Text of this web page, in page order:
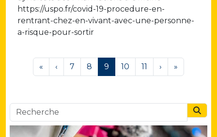
https://uspo.fr/covid-19-procedure-en-
rentrant-chez-en-vivant-avec-une-personne-
a-risque-pour-sortir
Page navigation
« ‹ Page
7 Page
8 Current Page
9 Page
10 Page
11 › »